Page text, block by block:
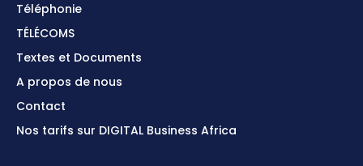
Téléphonie
TÉLÉCOMS
Textes et Documents
A propos de nous
Contact
Nos tarifs sur DIGITAL Business Africa